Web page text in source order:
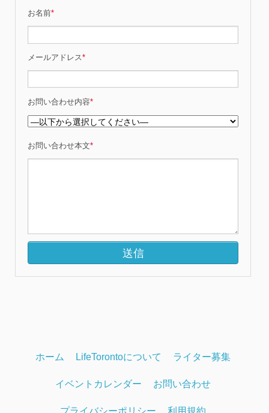
お名前*
メールアドレス*
お問い合わせ内容*
お問い合わせ本文*
ホーム LifeTorontoについて ライター募集
イベントカレンダー お問い合わせ
プライバシーポリシー 利用規約